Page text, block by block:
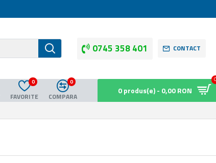
0745 358 401 CONTACT
FAVORITE
0
COMPARA
0
0 produs(e) - 0,00 RON